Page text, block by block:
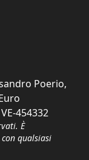
Poerio,
454332
È
qualsiasi